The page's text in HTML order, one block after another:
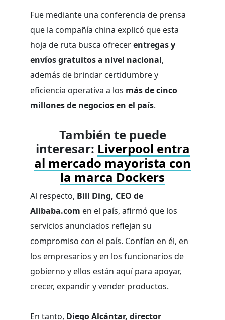
Fue mediante una conferencia de prensa
que la compañía china explicó que esta
hoja de ruta busca ofrecerentregas y
envíos gratuitos a nivel nacional,
además de brindar certidumbre y
eficiencia operativa a los más de cinco
millones de negocios en el país.
También te puede
interesar: Liverpool entra
al mercado mayorista con
la marca Dockers
Al respecto, Bill Ding, CEO de
Alibaba.com en el país, afirmó que los
servicios anunciados reflejan su
compromiso con el país. Confían en él, en
los empresarios y en los funcionarios de
gobierno y ellos están aquí para apoyar,
crecer, expandir y vender productos.
En tanto, Diego Alcántar, director